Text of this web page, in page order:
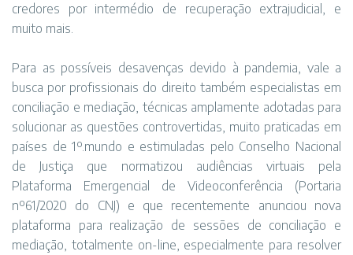
credores por intermédio de recuperação extrajudicial, e
muito mais.
Para as possíveis desavenças devido à pandemia, vale a
busca por profissionais do direito também especialistas em
conciliação e mediação, técnicas amplamente adotadas para
solucionar as questões controvertidas, muito praticadas em
países de 1º.mundo e estimuladas pelo Conselho Nacional
de Justiça que normatizou audiências virtuais pela
Plataforma Emergencial de Videoconferência (Portaria
nº61/2020 do CNJ) e que recentemente anunciou nova
plataforma para realização de sessões de conciliação e
mediação, totalmente on-line, especialmente para resolver